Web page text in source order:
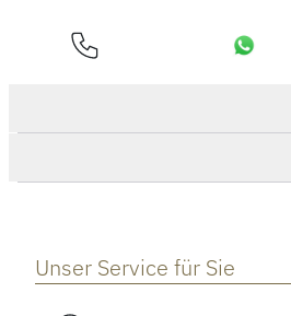
Unser Service für Sie